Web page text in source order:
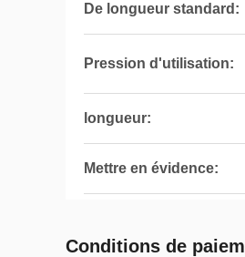
De longueur standard:
Pression d'utilisation:
longueur:
Mettre en évidence:
Conditions de